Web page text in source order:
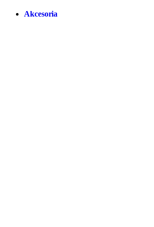
Akcesoria